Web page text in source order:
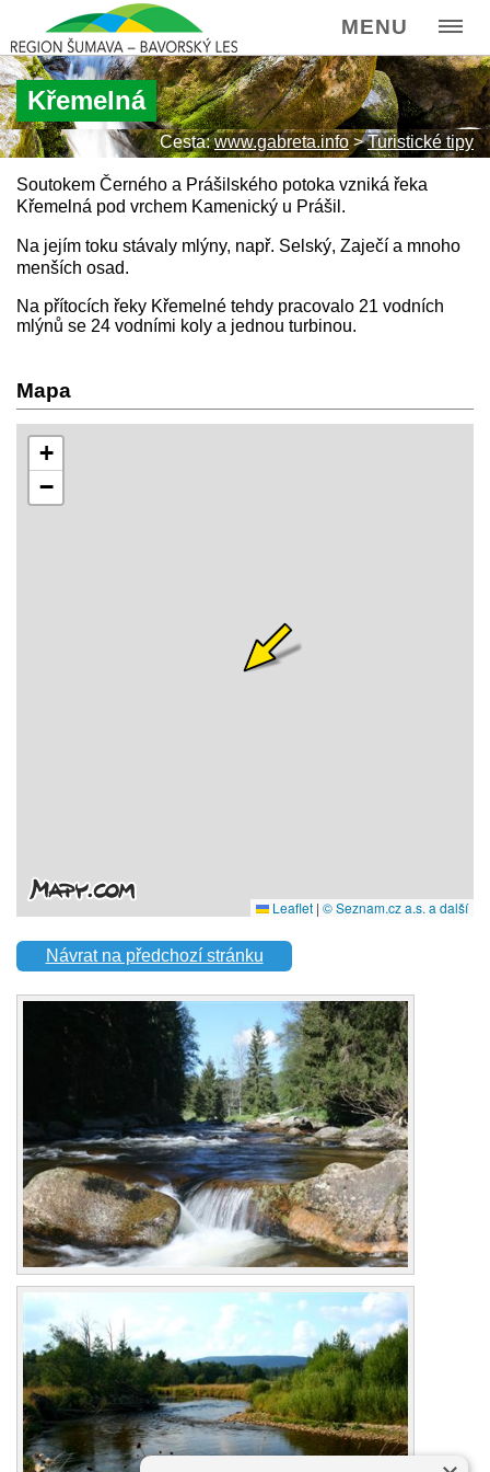
MENU
Křemelná
Cesta:www.gabreta.info>Turistické tipy
Soutokem Černého a Prášilského potoka vzniká řeka
Křemelná pod vrchem Kamenický u Prášil.
Na jejím toku stávaly mlýny, např. Selský, Zaječí a mnoho
menších osad.
Na přítocích řeky Křemelné tehdy pracovalo 21 vodních
mlýnů se 24 vodními koly a jednou turbinou.
Mapa
Návrat na předchozí stránku